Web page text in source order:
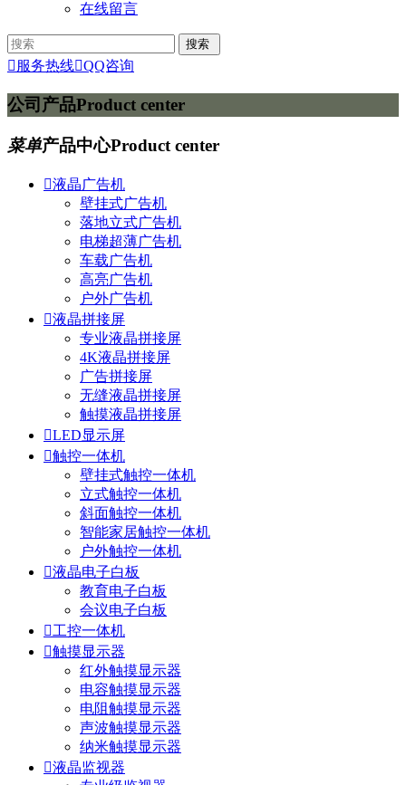
在线留言
 服务热线QQ咨询
公司产品Product center
菜单产品中心Product center
液晶广告机
壁挂式广告机
落地立式广告机
电梯超薄广告机
车载广告机
高亮广告机
户外广告机
液晶拼接屏
专业液晶拼接屏
4K液晶拼接屏
广告拼接屏
无缝液晶拼接屏
触摸液晶拼接屏
LED显示屏
触控一体机
壁挂式触控一体机
立式触控一体机
斜面触控一体机
智能家居触控一体机
户外触控一体机
液晶电子白板
教育电子白板
会议电子白板
工控一体机
触摸显示器
红外触摸显示器
电容触摸显示器
电阻触摸显示器
声波触摸显示器
纳米触摸显示器
液晶监视器